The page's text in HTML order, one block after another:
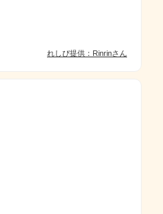
れしぴ提供：Rinrinさん